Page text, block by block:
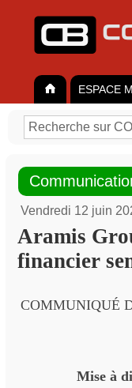
ESPACE
Vendredi 12 juin
Aramis
financier
COMMUNIQUÉ
Mise à